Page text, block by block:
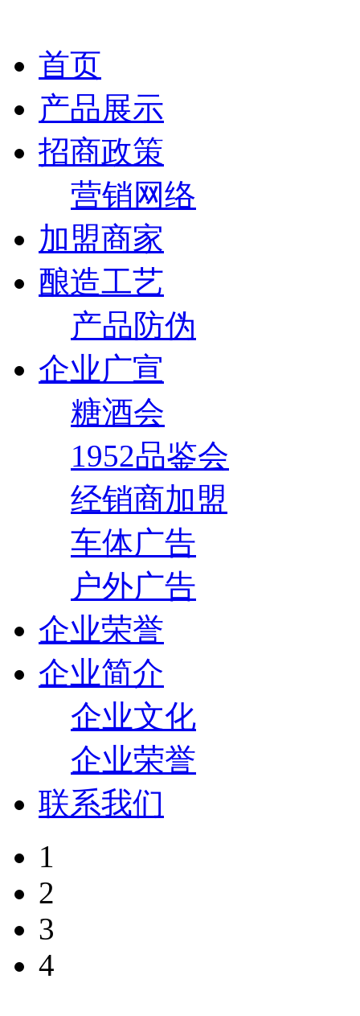
首页
产品展示
招商政策
营销网络
加盟商家
酿造工艺
产品防伪
企业广宣
糖酒会
1952品鉴会
经销商加盟
车体广告
户外广告
企业荣誉
企业简介
企业文化
企业荣誉
联系我们
1
2
3
4